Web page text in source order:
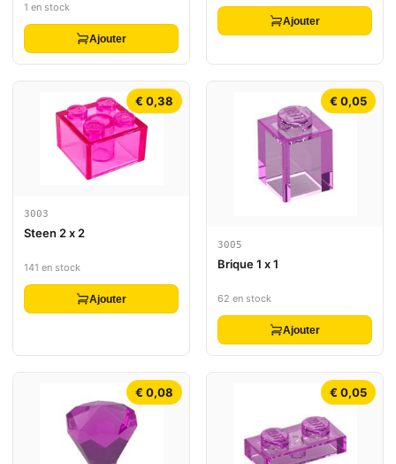
1 en stock
Ajouter
Ajouter
€ 0,38
3003
Steen 2 x 2
141 en stock
Ajouter
€ 0,05
3005
Brique 1 x 1
62 en stock
Ajouter
€ 0,08 € 0,05